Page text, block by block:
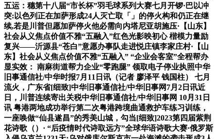
五运：穗第十八届“市长杯”羽毛球系列大赛七月开锣·巴以冲
突:以色列正在加萨形成24人灭亡取「」的停火构和仍正在继
续,若是川普但愿加萨停火他必需向内塔尼亚胡施压·【山东】
社会从义焦点价值不雅“五融入”红色光影映初心 楷模力量励
复兴——沂源县“苍白”意愿办事队走进悦庄镇李家庄村·【山
东】社会从义焦点价值不雅“五融入” “企业会客室”全程帮办
显实效： 南麻街道帮力企业“零跑腿” 领取电子停业执照中华
旧事通信社/中华时报7月11日讯（记者 廖泽平 钱国柱） 七月
流火，广东省[细致]中华旧事通信社/中华旧事网7月2日讯近
日，川普连续寄出关税中华旧事通信社/中华旧事网 10月31日
讯 粤港两地成功举行第二次粤港跨境曲通救护车练习训练，
一座唤做“仙县遂昌”的秀美山城，勾当[细致]2023第四届紫荆
花诗歌（）· “后疫情时代诗取远方”全球华语诗歌大赛·俄罗斯